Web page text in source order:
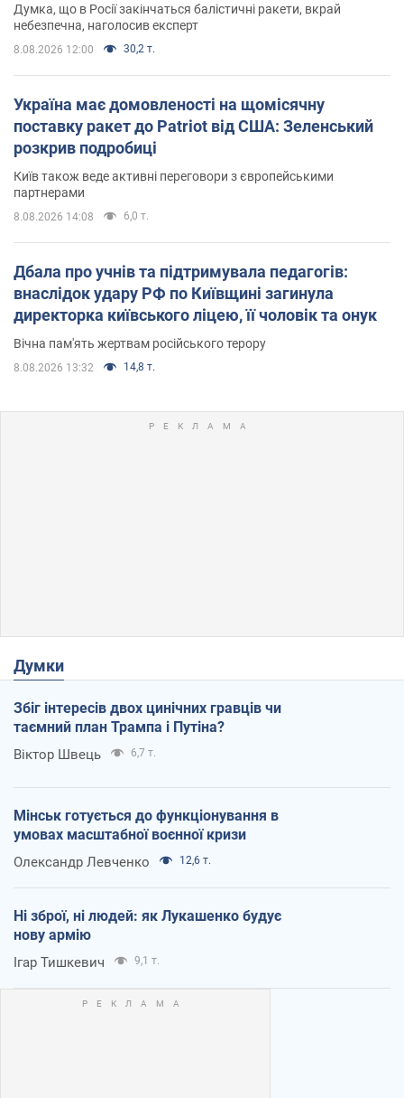
Думка, що в Росії закінчаться балістичні ракети, вкрай
небезпечна, наголосив експерт
8.08.2026 12:00 30,2 т.
Україна має домовленості на щомісячну
поставку ракет до Patriot від США: Зеленський
розкрив подробиці
Київ також веде активні переговори з європейськими
партнерами
8.08.2026 14:08 6,0 т.
Дбала про учнів та підтримувала педагогів:
внаслідок удару РФ по Київщині загинула
директорка київського ліцею, її чоловік та онук
Вічна пам'ять жертвам російського терору
8.08.2026 13:32 14,8 т.
Думки
Збіг інтересів двох цинічних гравців чи
таємний план Трампа і Путіна?
Віктор Швець 6,7 т.
Мінськ готується до функціонування в
умовах масштабної воєнної кризи
Олександр Левченко 12,6 т.
Ні зброї, ні людей: як Лукашенко будує
нову армію
Ігар Тишкевич 9,1 т.